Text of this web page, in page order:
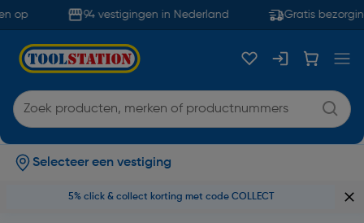
op 94 vestigingen in Nederland Gratis
Selecteer een vestiging
5% click & collect korting met code COLLECT